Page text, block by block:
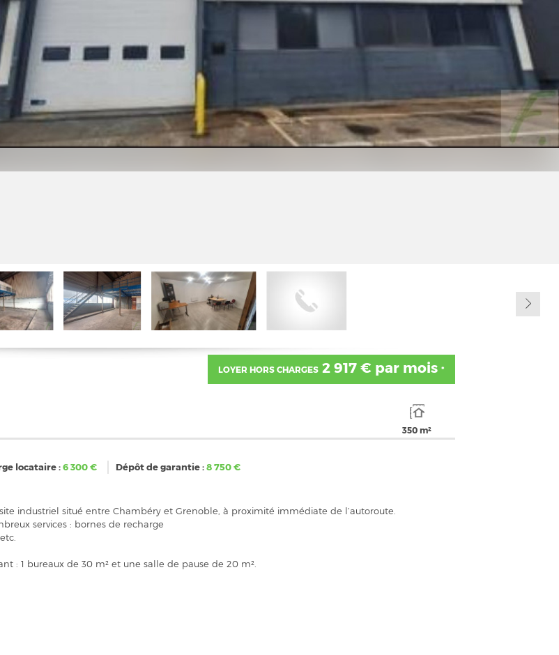
LOYER HORS CHARGES 2 917 € par mois*
350 m²
locataire :6 300€ Dépôt de garantie :8 750€
industriel situé entre Chambéry et Grenoble, à proximité immédiate de l’autoroute.
services : bornes de recharge
: 1 bureaux de 30 m² et une salle de pause de 20 m².